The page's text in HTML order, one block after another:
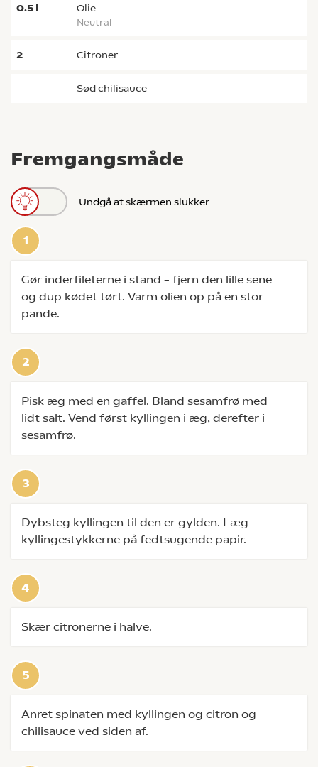
Fremgangsmåde
Undgå at skærmen slukker
Gør inderfileterne i stand – fjern den lille sene
og dup kødet tørt. Varm olien op på en stor
pande.
Pisk æg med en gaffel. Bland sesamfrø med
lidt salt. Vend først kyllingen i æg, derefter i
sesamfrø.
Dybsteg kyllingen til den er gylden. Læg
kyllingestykkerne på fedtsugende papir.
Skær citronerne i halve.
Anret spinaten med kyllingen og citron og
chilisauce ved siden af.
0.5 l olie
neutral
2 citroner
sød chilisauce